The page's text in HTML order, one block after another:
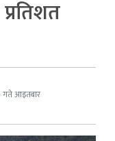
गते आइतबार